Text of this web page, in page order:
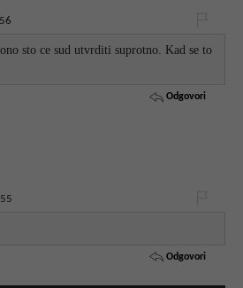
sto ce sud utvrditi suprotno. Kad se to
Odgovori
Odgovori